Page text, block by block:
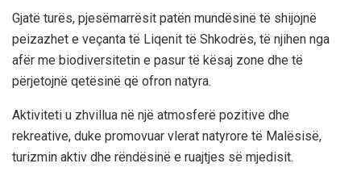
Gjatë turës, pjesëmarrësit patën mundësinë të shijojnë
peizazhet e veçanta të Liqenit të Shkodrës, të njihen nga
afër me biodiversitetin e pasur të kësaj zone dhe të
përjetojnë qetësinë që ofron natyra.
Aktiviteti u zhvillua në një atmosferë pozitive dhe
rekreative, duke promovuar vlerat natyrore të Malësisë,
turizmin aktiv dhe rëndësinë e ruajtjes së mjedisit.